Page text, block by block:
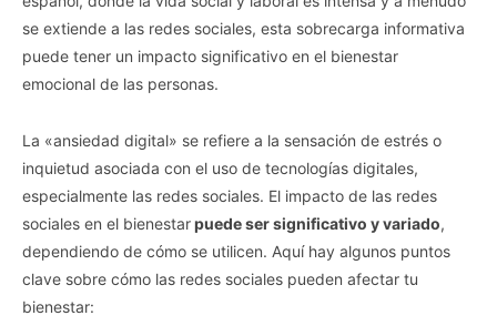
se extiende a las redes sociales, esta sobrecarga informativa
puede tener un impacto significativo en el bienestar
emocional de las personas.
La «ansiedad digital» se refiere a la sensación de estrés o
inquietud asociada con el uso de tecnologías digitales,
especialmente las redes sociales. El impacto de las redes
sociales en el bienestarpuede ser significativo y variado,
dependiendo de cómo se utilicen. Aquí hay algunos puntos
clave sobre cómo las redes sociales pueden afectar tu
bienestar: